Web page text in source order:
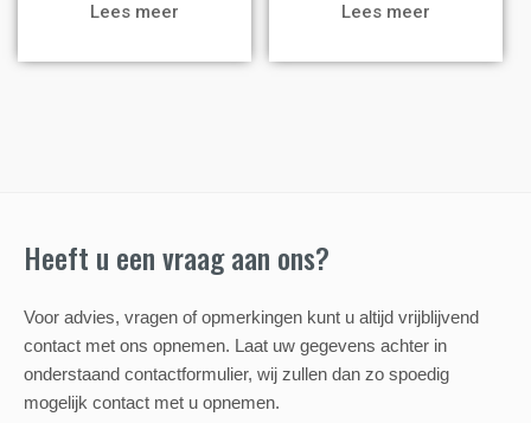
Lees meer Lees meer
Heeft u een vraag aan ons?
Voor advies, vragen of opmerkingen kunt u altijd vrijblijvend
contact met ons opnemen. Laat uw gegevens achter in
onderstaand contactformulier, wij zullen dan zo spoedig
mogelijk contact met u opnemen.